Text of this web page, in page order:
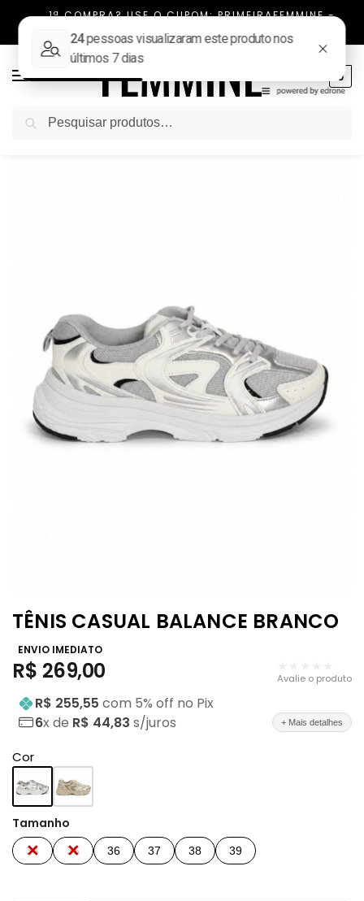
1ª COMPRA? USE O CUPOM: PRIMEIRAFEMMINE -
0
Início / NOVIDADES / TÊNIS CASUAL BALANCE BRANCO
TÊNIS CASUAL BALANCE BRANCO
ENVIO IMEDIATO
R$ 269,00 Avalie o produto
R$ 255,55 com 5% off no Pix
6x de R$ 44,83 s/juros + Mais detalhes
Cor
Tamanho
34 35 36 37 38 39